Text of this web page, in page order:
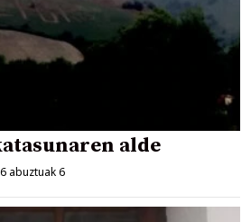
alde
abuztuak 6